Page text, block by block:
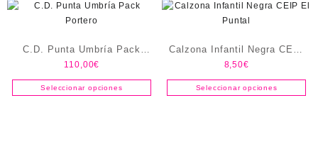
C.D. Punta Umbría Pack
Portero
110,00€
Seleccionar opciones
Calzona Infantil Negra CEIP
El Puntal
8,50€
Seleccionar opciones